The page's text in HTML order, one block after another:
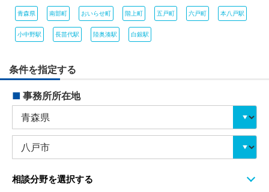
青森県 南部町 おいらせ町 階上町 五戸町 六戸町 本八戸駅
小中野駅 長苗代駅 陸奥湊駅 白銀駅
条件を指定する
■ 事務所所在地
相談分野を選択する